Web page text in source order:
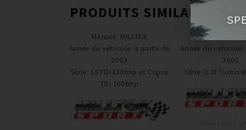
PRODUITS SIMILAIRES
Marque: MILLTEK
Année du véhicule: à partir de
2003
Série: 1.9TDi 130bhp et Cupra
TDi 160bhp
Marque
Année du véhicule:
2001
Série: 2.0l Turbo